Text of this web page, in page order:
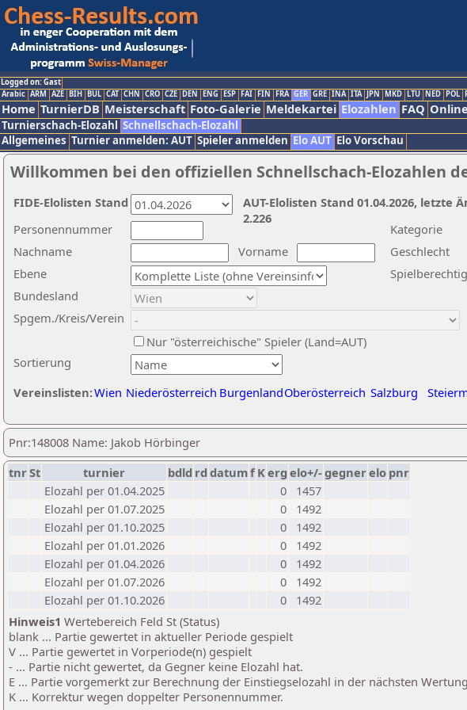
Logged on: Gast
Arabic ARM AZE BIH BUL CAT CHN CRO CZE DEN ENG ESP FAI FIN FRA GER GRE INA ITA JPN MKD LTU NED POL
Home TurnierDB Meisterschaft Foto-Galerie Meldekartei Elozahlen FAQ
Turnierschach-Elozahl Schnellschach-Elozahl
Allgemeines Turnier anmelden: AUT Spieler anmelden Elo AUT Elo Vorschau
Willkommen bei den offiziellen Schnellschach-Elozahlen
Nachname
Vorname
Ebene
Kategorie
Sortierung
Personennummer
Bundesland
Spgem./Kreis/Verein
Geschlecht
Nur "österreichische" Spieler (Land=AUT)
Vereinslisten:Wien Niederösterreich BurgenlandOberösterreich Salzburg
AUT-Elolisten Stand 01.04.2026, letzte
2.226
FIDE-Elolisten Stand
Pnr:148008 Name: Jakob Hörbinger
tnrSt turnier bdld rd datumf Kerg elo+/-gegnerelo pnr
Elozahl per 01.04.2025
0
1457
Elozahl per 01.07.2025
0
1492
Elozahl per 01.10.2025
0
1492
Elozahl per 01.01.2026
0
1492
Elozahl per 01.04.2026
0
1492
Elozahl per 01.07.2026
0
1492
Elozahl per 01.10.2026
0
1492
Hinweis1 Wertebereich Feld St (Status)
blank ... Partie gewertet in aktueller Periode gespielt
V ... Partie gewertet in Vorperiode(n) gespielt
- ... Partie nicht gewertet, da Gegner keine Elozahl hat.
E ... Partie vorgemerkt zur Berechnung der Einstiegselozahl in der nächsten
K ... Korrektur wegen doppelter Personennummer.